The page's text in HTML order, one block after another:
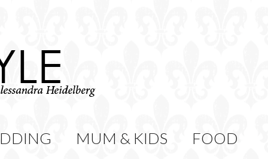
MUM & KIDS FOOD
CONTATTI